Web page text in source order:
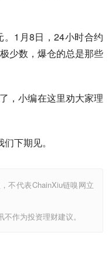
1月8日，24小时合约
少数，爆仓的总是那些
，小编在这里劝大家理
下期见。
不代表ChainXiu链嗅网立
作为投资理财建议。